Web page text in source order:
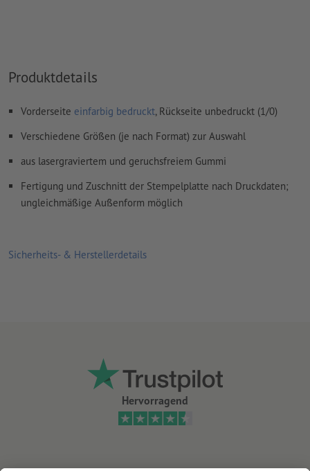
Produktdetails
Vorderseite einfarbig bedruckt, Rückseite unbedruckt (1/0)
Verschiedene Größen (je nach Format) zur Auswahl
aus lasergraviertem und geruchsfreiem Gummi
Fertigung und Zuschnitt der Stempelplatte nach Druckdaten;
ungleichmäßige Außenform möglich
Sicherheits- & Herstellerdetails
Hervorragend